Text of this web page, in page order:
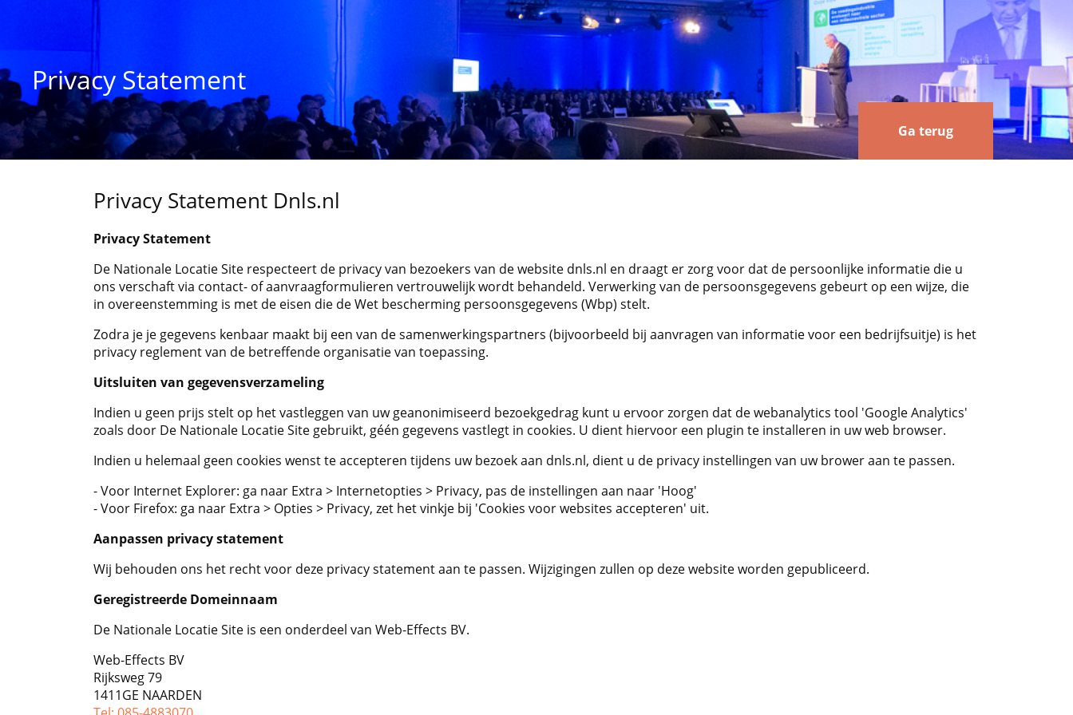
Privacy Statement
Ga terug
Privacy Statement Dnls.nl
Privacy Statement
De Nationale Locatie Site respecteert de privacy van bezoekers van de website dnls.nl en draagt er zorg voor dat de persoonlijke informatie die u
ons verschaft via contact- of aanvraagformulieren vertrouwelijk wordt behandeld. Verwerking van de persoonsgegevens gebeurt op een wijze, die
in overeenstemming is met de eisen die de Wet bescherming persoonsgegevens (Wbp) stelt.
Zodra je je gegevens kenbaar maakt bij een van de samenwerkingspartners (bijvoorbeeld bij aanvragen van informatie voor een bedrijfsuitje) is het
privacy reglement van de betreffende organisatie van toepassing.
Uitsluiten van gegevensverzameling
Indien u geen prijs stelt op het vastleggen van uw geanonimiseerd bezoekgedrag kunt u ervoor zorgen dat de webanalytics tool 'Google Analytics'
zoals door De Nationale Locatie Site gebruikt, géén gegevens vastlegt in cookies. U dient hiervoor een plugin te installeren in uw web browser.
Indien u helemaal geen cookies wenst te accepteren tijdens uw bezoek aan dnls.nl, dient u de privacy instellingen van uw brower aan te passen.
- Voor Internet Explorer: ga naar Extra > Internetopties > Privacy, pas de instellingen aan naar 'Hoog'
- Voor Firefox: ga naar Extra > Opties > Privacy, zet het vinkje bij 'Cookies voor websites accepteren' uit.
Aanpassen privacy statement
Wij behouden ons het recht voor deze privacy statement aan te passen. Wijzigingen zullen op deze website worden gepubliceerd.
Geregistreerde Domeinnaam
De Nationale Locatie Site is een onderdeel van Web-Effects BV.
Web-Effects BV
Rijksweg 79
1411GE NAARDEN